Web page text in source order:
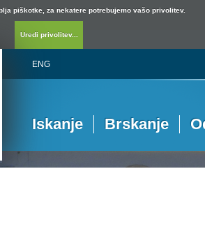
piškotke, za nekatere potrebujemo vašo privolitev.
Uredi privolitev...
ENG
Iskanje Brskanje